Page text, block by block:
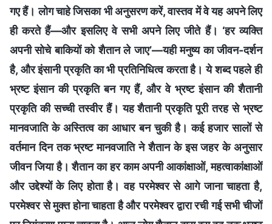
गए हैं। लोग चाहे जिसका भी अनुसरण करें, वास्तव में वे यह अपने लिए
ही करते हैं—और इसलिए वे सभी अपने लिए जीते हैं। ‘हर व्यक्ति
अपनी सोचे बाकियों को शैतान ले जाए’—यही मनुष्य का जीवन-दर्शन
है, और इंसानी प्रकृति का भी प्रतिनिधित्व करता है। ये शब्द पहले ही
भ्रष्ट इंसान की प्रकृति बन गए हैं, और वे भ्रष्ट इंसान की शैतानी
प्रकृति की सच्ची तस्वीर हैं। यह शैतानी प्रकृति पूरी तरह से भ्रष्ट
मानवजाति के अस्तित्व का आधार बन चुकी है। कई हजार सालों से
वर्तमान दिन तक भ्रष्ट मानवजाति ने शैतान के इस जहर के अनुसार
जीवन जिया है। शैतान का हर काम अपनी आकांक्षाओं, महत्वाकांक्षाओं
और उद्देश्यों के लिए होता है। वह परमेश्वर से आगे जाना चाहता है,
परमेश्वर से मुक्त होना चाहता है और परमेश्वर द्वारा रची गई सभी चीजों